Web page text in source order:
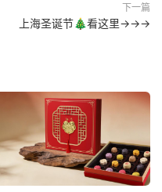
下一篇
上海圣诞节🎄看这里→→→